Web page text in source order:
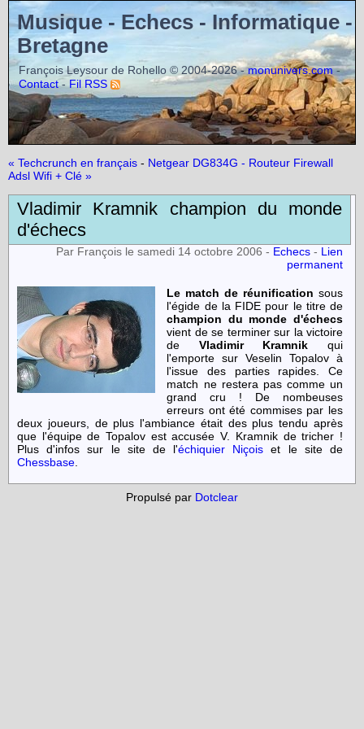
Musique - Echecs - Informatique -
Bretagne
François Leysour de Rohello © 2004-2026 -monunivers.com-
Contact-Fil RSS
« Techcrunch en français - Netgear DG834G - Routeur Firewall
Adsl Wifi + Clé »
Vladimir Kramnik champion du monde
d'échecs
Par François le samedi 14 octobre 2006 - Echecs - Lien
permanent
Le match de réunification sous
l'égide de la FIDE pour le titre de
champion du monde d'échecs
vient de se terminer sur la victoire
de Vladimir Kramnik qui
l'emporte sur Veselin Topalov à
l'issue des parties rapides. Ce
match ne restera pas comme un
grand cru ! De nombeuses
erreurs ont été commises par les
deux joueurs, de plus l'ambiance était des plus tendu après
que l'équipe de Topalov est accusée V. Kramnik de tricher !
Plus d'infos sur le site de l'échiquier Niçois et le site de
Chessbase
Propulsé par Dotclear